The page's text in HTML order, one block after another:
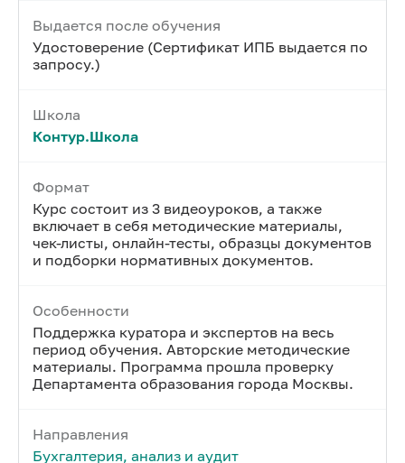
Выдается после обучения
Удостоверение (Сертификат ИПБ выдается по
запросу.)
Школа
Контур.Школа
Формат
Курс состоит из 3 видеоуроков, а также
включает в себя методические материалы,
чек-листы, онлайн-тесты, образцы документов
и подборки нормативных документов.
Особенности
Поддержка куратора и экспертов на весь
период обучения. Авторские методические
материалы. Программа прошла проверку
Департамента образования города Москвы.
Направления
Бухгалтерия, анализ и аудит